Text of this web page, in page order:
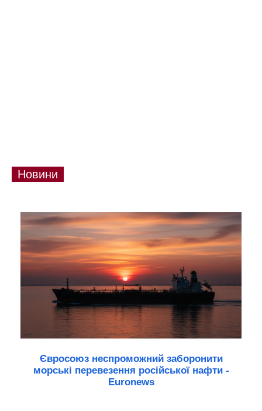
Новини
Євросоюз неспроможний заборонити
морські перевезення російської нафти -
Euronews